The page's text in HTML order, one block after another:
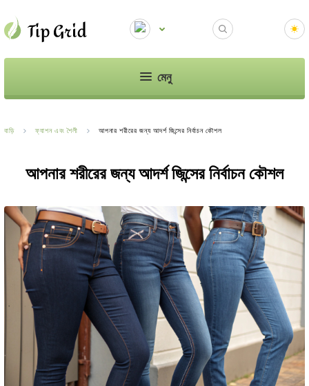
মেনু
বাড়ি ফ্যাশন এবং শৈলী আপনার শরীরের জন্য আদর্শ জিন্সের নির্বাচন কৌশল
আপনার শরীরের জন্য আদর্শ জিন্সের নির্বাচন কৌশল